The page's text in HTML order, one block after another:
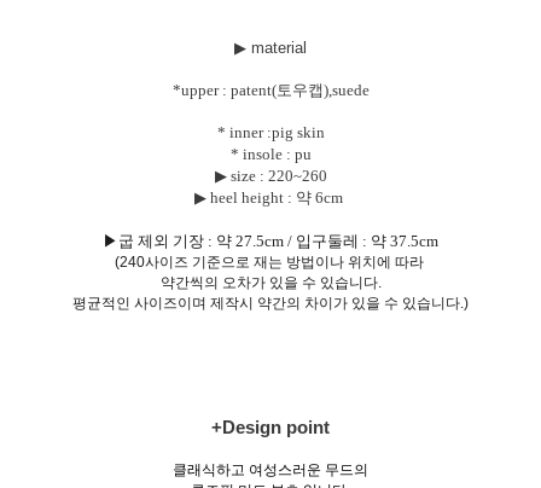
▶ material
*upper : patent(토우캡),suede
* inner :pig skin
* insole : pu
▶ size : 220~260
▶ heel height : 약 6cm
▶굽 제외 기장 : 약 27.5cm / 입구둘레 : 약 37.5cm
(240사이즈 기준으로 재는 방법이나 위치에 따라
약간씩의 오차가 있을 수 있습니다.
평균적인 사이즈이며 제작시 약간의 차이가 있을 수 있습니다.)
+Design point
클래식하고 여성스러운 무드의